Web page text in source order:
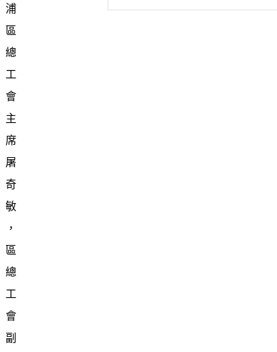
浦
區
總
工
會
主
席
屠
奇
敏
，
區
總
工
會
副